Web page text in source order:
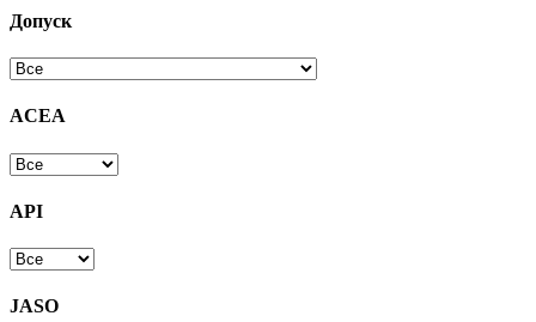
Допуск
ACEA
API
JASO